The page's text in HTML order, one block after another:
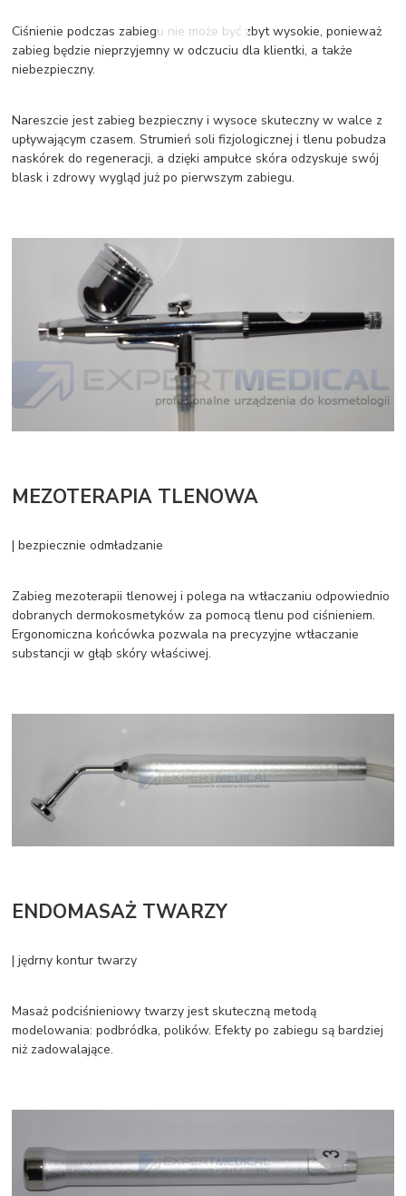
Ciśnienie podczas zabiegu nie może być zbyt wysokie, ponieważ
zabieg będzie nieprzyjemny w odczuciu dla klientki, a także
niebezpieczny.
Nareszcie jest zabieg bezpieczny i wysoce skuteczny w walce z
upływającym czasem. Strumień soli fizjologicznej i tlenu pobudza
naskórek do regeneracji, a dzięki ampułce skóra odzyskuje swój
blask i zdrowy wygląd już po pierwszym zabiegu.
MEZOTERAPIA TLENOWA
| bezpiecznie odmładzanie
Zabieg mezoterapii tlenowej i polega na wtłaczaniu odpowiednio
dobranych dermokosmetyków za pomocą tlenu pod ciśnieniem.
Ergonomiczna końcówka pozwala na precyzyjne wtłaczanie
substancji w głąb skóry właściwej.
ENDOMASAŻ TWARZY
| jędrny kontur twarzy
Masaż podciśnieniowy twarzy jest skuteczną metodą
modelowania: podbródka, polików. Efekty po zabiegu są bardziej
niż zadowalające.